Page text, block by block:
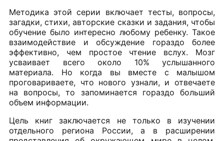
Методика этой серии включает тесты, вопросы,
загадки, стихи, авторские сказки и задания, чтобы
обучение было интересно любому ребенку. Такое
взаимодействие и обсуждение гораздо более
эффективно, чем простое чтение вслух. Мозг
усваивает всего около 10% услышанного
материала. Но когда вы вместе с малышом
проговариваете, что нового узнали, и отвечаете
на вопросы, то запоминается гораздо больший
объем информации.
Цель книг заключается не только в изучении
отдельного региона России, а в расширении